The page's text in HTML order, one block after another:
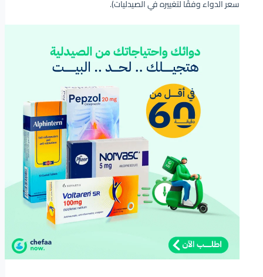
سعر الدواء وفقًا لتغييره في الصيدليات).